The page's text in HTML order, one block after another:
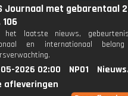
Journaal met gebarentaal
het laatste nieuws,
en internationaal
2026 02:00 NPO1
afleveringen